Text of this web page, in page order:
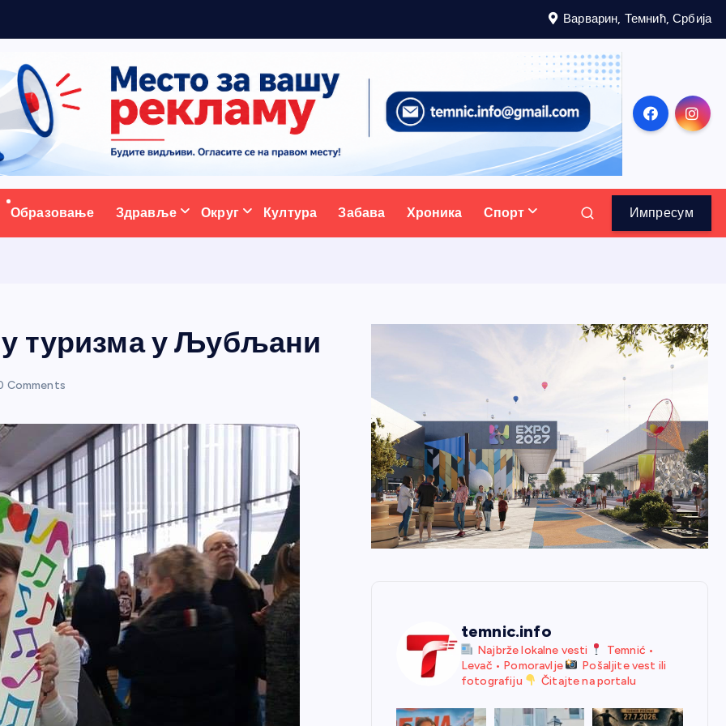
Варварин, Темнић, Србија
портал
Образовање Здравље Округ Култура Забава Хроника Спорт Импресум
туризма у Љубљани
Comments
temnic.info
Najbrže lokalne vesti
Temnić •
Levač • Pomoravlje
Pošaljite vest ili
fotografiju
Čitajte na portalu